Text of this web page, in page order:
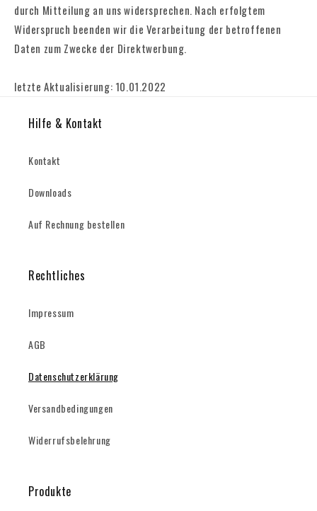
durch Mitteilung an uns widersprechen. Nach erfolgtem
Widerspruch beenden wir die Verarbeitung der betroffenen
Daten zum Zwecke der Direktwerbung.
letzte Aktualisierung: 10.01.2022
Hilfe & Kontakt
Kontakt
Downloads
Auf Rechnung bestellen
Rechtliches
Impressum
AGB
Datenschutzerklärung
Versandbedingungen
Widerrufsbelehrung
Produkte